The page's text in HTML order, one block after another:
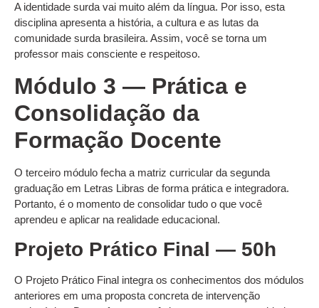
A identidade surda vai muito além da língua. Por isso, esta
disciplina apresenta a história, a cultura e as lutas da
comunidade surda brasileira. Assim, você se torna um
professor mais consciente e respeitoso.
Módulo 3 — Prática e
Consolidação da
Formação Docente
O terceiro módulo fecha a matriz curricular da segunda
graduação em Letras Libras de forma prática e integradora.
Portanto, é o momento de consolidar tudo o que você
aprendeu e aplicar na realidade educacional.
Projeto Prático Final — 50h
O Projeto Prático Final integra os conhecimentos dos módulos
anteriores em uma proposta concreta de intervenção